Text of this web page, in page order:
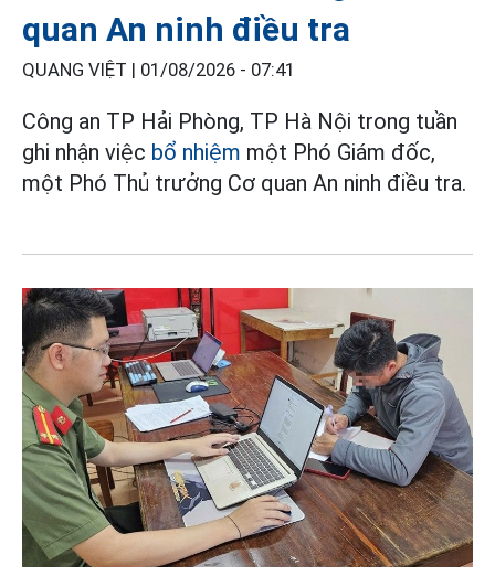
quan An ninh điều tra
QUANG VIỆT | 01/08/2026 - 07:41
Công an TP Hải Phòng, TP Hà Nội trong tuần
ghi nhận việc bổ nhiệm một Phó Giám đốc,
một Phó Thủ trưởng Cơ quan An ninh điều tra.